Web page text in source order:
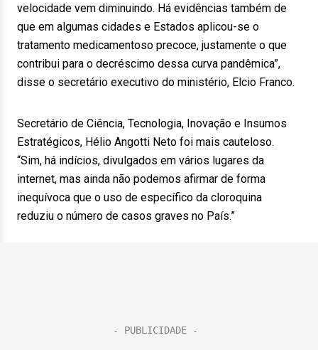
velocidade vem diminuindo. Há evidências também de
que em algumas cidades e Estados aplicou-se o
tratamento medicamentoso precoce, justamente o que
contribui para o decréscimo dessa curva pandêmica”,
disse o secretário executivo do ministério, Elcio Franco.
Secretário de Ciência, Tecnologia, Inovação e Insumos
Estratégicos, Hélio Angotti Neto foi mais cauteloso.
“Sim, há indícios, divulgados em vários lugares da
internet, mas ainda não podemos afirmar de forma
inequívoca que o uso de específico da cloroquina
reduziu o número de casos graves no País.”